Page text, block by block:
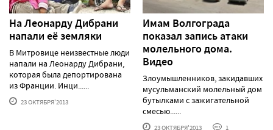
На Леонарду Дибрани
напали её земляки
В Митровице неизвестные люди
напали на Леонарду Дибрани,
которая была депортирована
из Франции. Инци......
23 ОКТЯБРЯ'2013
Имам Волгограда
показал запись атаки
молельного дома.
Видео
Злоумышленников, закидавших
мусульманский молельный дом
бутылками с зажигательной
смесью......
23 ОКТЯБРЯ'2013 1